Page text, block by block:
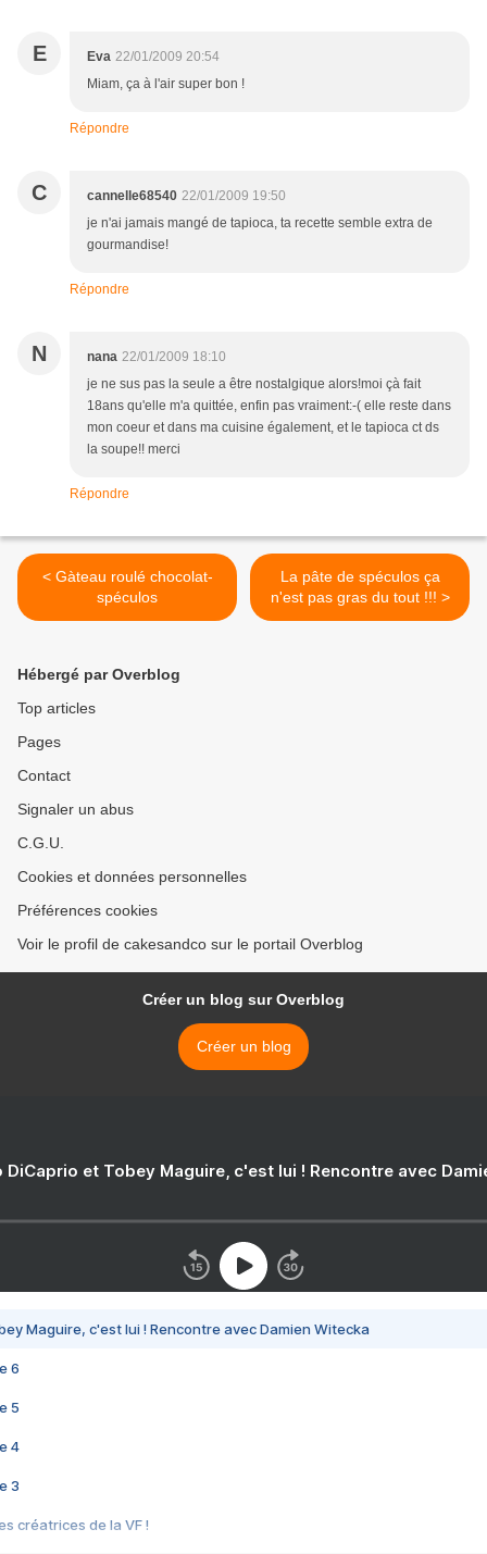
E Eva 22/01/2009 20:54
Miam, ça à l'air super bon !
Répondre
C cannelle68540 22/01/2009 19:50
je n'ai jamais mangé de tapioca, ta recette semble extra de
gourmandise!
Répondre
N nana 22/01/2009 18:10
je ne sus pas la seule a être nostalgique alors!moi çà fait
18ans qu'elle m'a quittée, enfin pas vraiment:-( elle reste dans
mon coeur et dans ma cuisine également, et le tapioca ct ds
la soupe!! merci
Répondre
< Gàteau roulé chocolat-
spéculos
La pâte de spéculos ça
n'est pas gras du tout !!! >
Hébergé par Overblog
Top articles
Pages
Contact
Signaler un abus
C.G.U.
Cookies et données personnelles
Préférences cookies
Voir le profil de cakesandco sur le portail Overblog
Créer un blog sur Overblog
Créer un blog
DiCaprio et Tobey Maguire, c'est lui ! Rencontre avec
Maguire, c'est lui ! Rencontre avec Damien Witecka
6
5
4
3
créatrices de la VF !